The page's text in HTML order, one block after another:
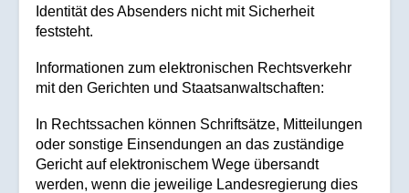
Identität des Absenders nicht mit Sicherheit
feststeht.
Informationen zum elektronischen Rechtsverkehr
mit den Gerichten und Staatsanwaltschaften:
In Rechtssachen können Schriftsätze, Mitteilungen
oder sonstige Einsendungen an das zuständige
Gericht auf elektronischem Wege übersandt
werden, wenn die jeweilige Landesregierung dies